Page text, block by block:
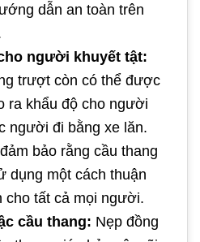
dẫn an toàn trên
người khuyết tật:
trượt còn có thể được
ra khẩu độ cho người
người đi bằng xe lăn.
bảo rằng cầu thang
dụng một cách thuận
cho tất cả mọi người.
cầu thang: Nẹp đồng